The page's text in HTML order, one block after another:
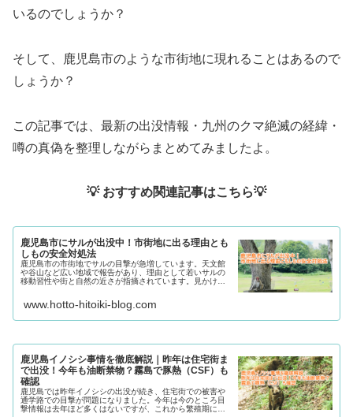
いるのでしょうか？
そして、鹿児島市のような市街地に現れることはあるので
しょうか？
この記事では、最新の出没情報・九州のクマ絶滅の経緯・
噂の真偽を整理しながらまとめてみましたよ。
💡 おすすめ関連記事はこちら💡
鹿児島市にサルが出没中！市街地に出る理由とも
しもの安全対処法
鹿児島市の市街地でサルの目撃が急増しています。天文館
や谷山など広い地域で報告があり、理由として若いサルの
移動習性や街と自然の近さが指摘されています。見かけた
動ポイントをまとめました。
www.hotto-hitoiki-blog.com
鹿児島イノシシ事情を徹底解説｜昨年は住宅街ま
で出没！今年も油断禁物？霧島で豚熱（CSF）も
確認
鹿児島では昨年イノシシの出没が続き、住宅街での被害や
通学路での目撃が問題になりました。今年は今のところ目
撃情報は去年ほど多くはないですが、これから繁殖期に入